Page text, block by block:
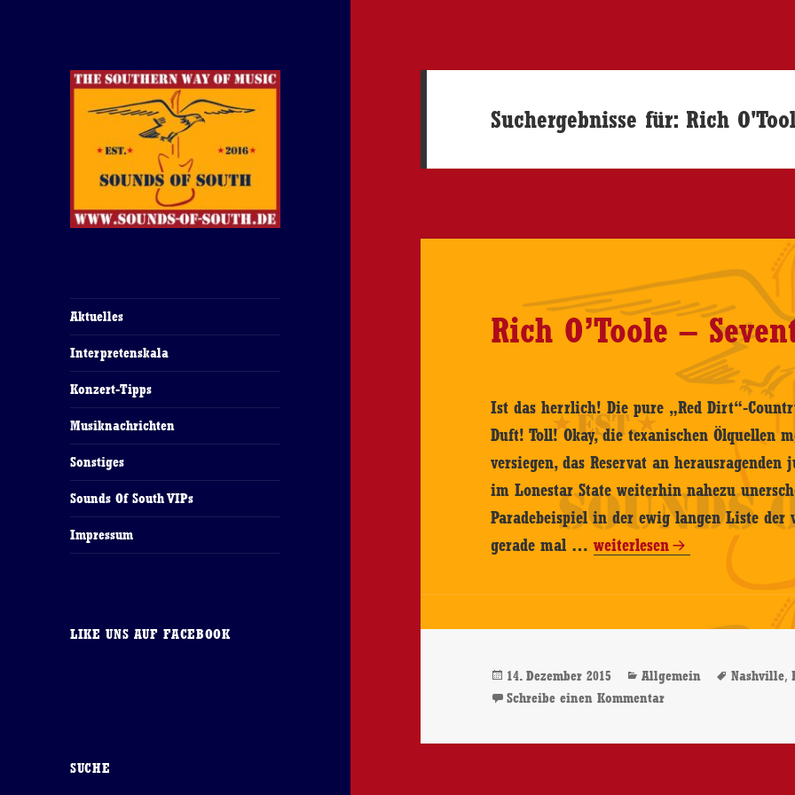
Aktuelles
Interpretenskala
Konzert-Tipps
Musiknachrichten
Sonstiges
Sounds Of South VIPs
Impressum
LIKE UNS AUF FACEBOOK
SUCHE
Suchergebnisse für: Rich
Rich O’Toole –
Ist das herrlich! Die pure „Red Dirt“-
Duft! Toll! Okay, die texanischen Ölquellen
versiegen, das Reservat an
im Lonestar State weiterhin nahezu
Paradebeispiel in der ewig langen Liste
gerade mal …Rich
Seventeen
CD-
Review
weiterlesen
Veröffentlicht
am
14. Dezember 2015 Kategorien
Allgemein Nashville,
Schreibe einen Kommentarzu Rich O’Toole –